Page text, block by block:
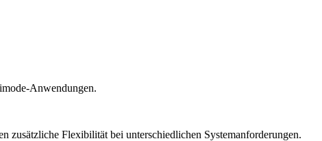
Anwendungen.
zusätzliche Flexibilität bei unterschiedlichen Systemanforderungen.